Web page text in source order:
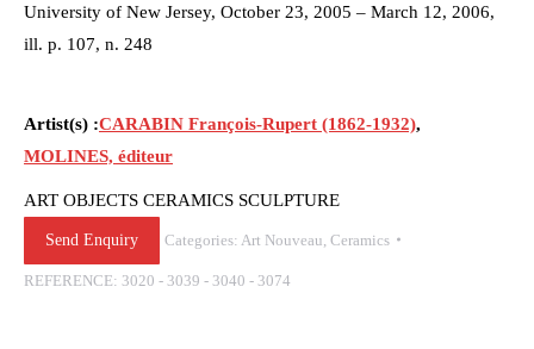
University of New Jersey, October 23, 2005 – March 12, 2006,
ill. p. 107, n. 248
Artist(s) :CARABIN François-Rupert (1862-1932),
MOLINES, éditeur
ART OBJECTS CERAMICS SCULPTURE
Send Enquiry Categories: Art Nouveau Ceramics
REFERENCE: 3020 - 3039 - 3040 - 3074